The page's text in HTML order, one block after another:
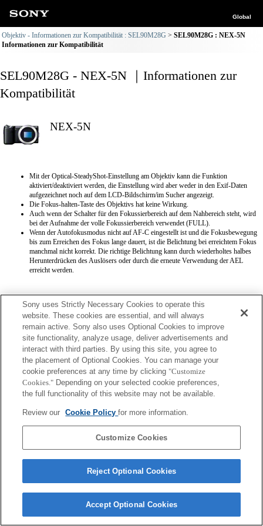
Global
Objektiv - Informationen zur Kompatibilität : SEL90M28G
SEL90M28G : NEX-5N
Informationen zur Kompatibilität
SEL90M28G - NEX-5N ｜Informationen zur
Kompatibilität
NEX-5N
Mit der Optical-SteadyShot-Einstellung am Objektiv kann die Funktion
aktiviert/deaktiviert werden, die Einstellung wird aber weder in den Exif-Daten
aufgezeichnet noch auf dem LCD-Bildschirm/im Sucher angezeigt.
Die Fokus-halten-Taste des Objektivs hat keine Wirkung.
Auch wenn der Schalter für den Fokussierbereich auf dem Nahbereich steht, wird
bei der Aufnahme der volle Fokussierbereich verwendet (FULL).
Wenn der Autofokusmodus nicht auf AF-C eingestellt ist und die Fokusbewegung
bis zum Erreichen des Fokus lange dauert, ist die Belichtung bei erreichtem Fokus
manchmal nicht korrekt. Die richtige Belichtung kann durch wiederholtes halbes
Herunterdrücken des Auslösers oder durch die erneute Verwendung der AEL
erreicht werden.
Terms of Use Contact Us
Copyright 2026 Sony Corporation
Sony uses Strictly Necessary Cookies to operate this
website. These cookies are essential, and will always
remain active. Sony also uses Optional Cookies to improve
site functionality, analyze usage, deliver advertisements and
interact with third parties. By using this site, you agree to
the placement of Optional Cookies. You can manage your
cookie preferences at any time by clicking "Customize
Cookies." Depending on your selected cookie preferences,
the full functionality of this website may not be available.
Review our Cookie Policyfor more information.
Customize Cookies
Reject Optional Cookies
Accept Optional Cookies